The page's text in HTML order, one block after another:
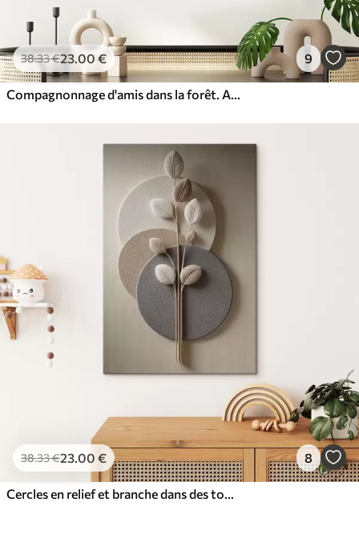
38.33€23.00 € 9
38.33€23 .00 € 8